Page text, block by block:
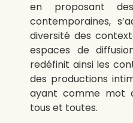
en proposant
contemporaines,
diversité des
espaces de
redéfinit ainsi les
des productions
ayant comme mot
tous et toutes.